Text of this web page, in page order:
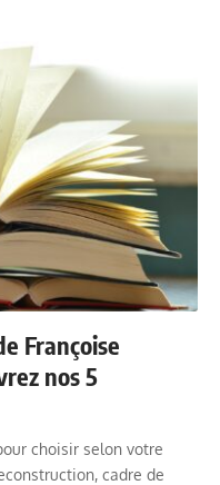
Françoise
nos 5
choisir selon votre
cadre de